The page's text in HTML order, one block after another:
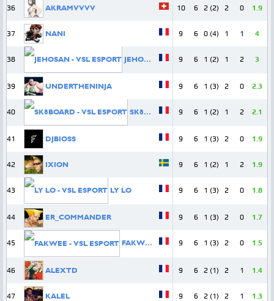
36 AKRAMVVVV 10 6 2 (2) 2 0 1.9
37 NANI 9 6 0 (4) 1 1 4
38 JEHOSAN 9 6 1 (2) 1 2 3
39 UNDERTHENINJA 9 6 1 (3) 2 0 2.3
40 SK8BOARD 9 6 1 (2) 1 2 2.1
41 DJBIOSS 9 6 1 (3) 2 0 1.9
42 IXION 9 6 1 (2) 1 2 1.9
43 LY LO 9 6 1 (3) 2 0 1.8
44 ER_COMMANDER 9 6 1 (3) 2 0 1.7
45 FAKWEE 9 6 1 (3) 2 0 1.5
46 ALEXTD 9 6 2 (1) 2 1 1.4
47 KALEL 9 6 2 (1) 2 1 1.3